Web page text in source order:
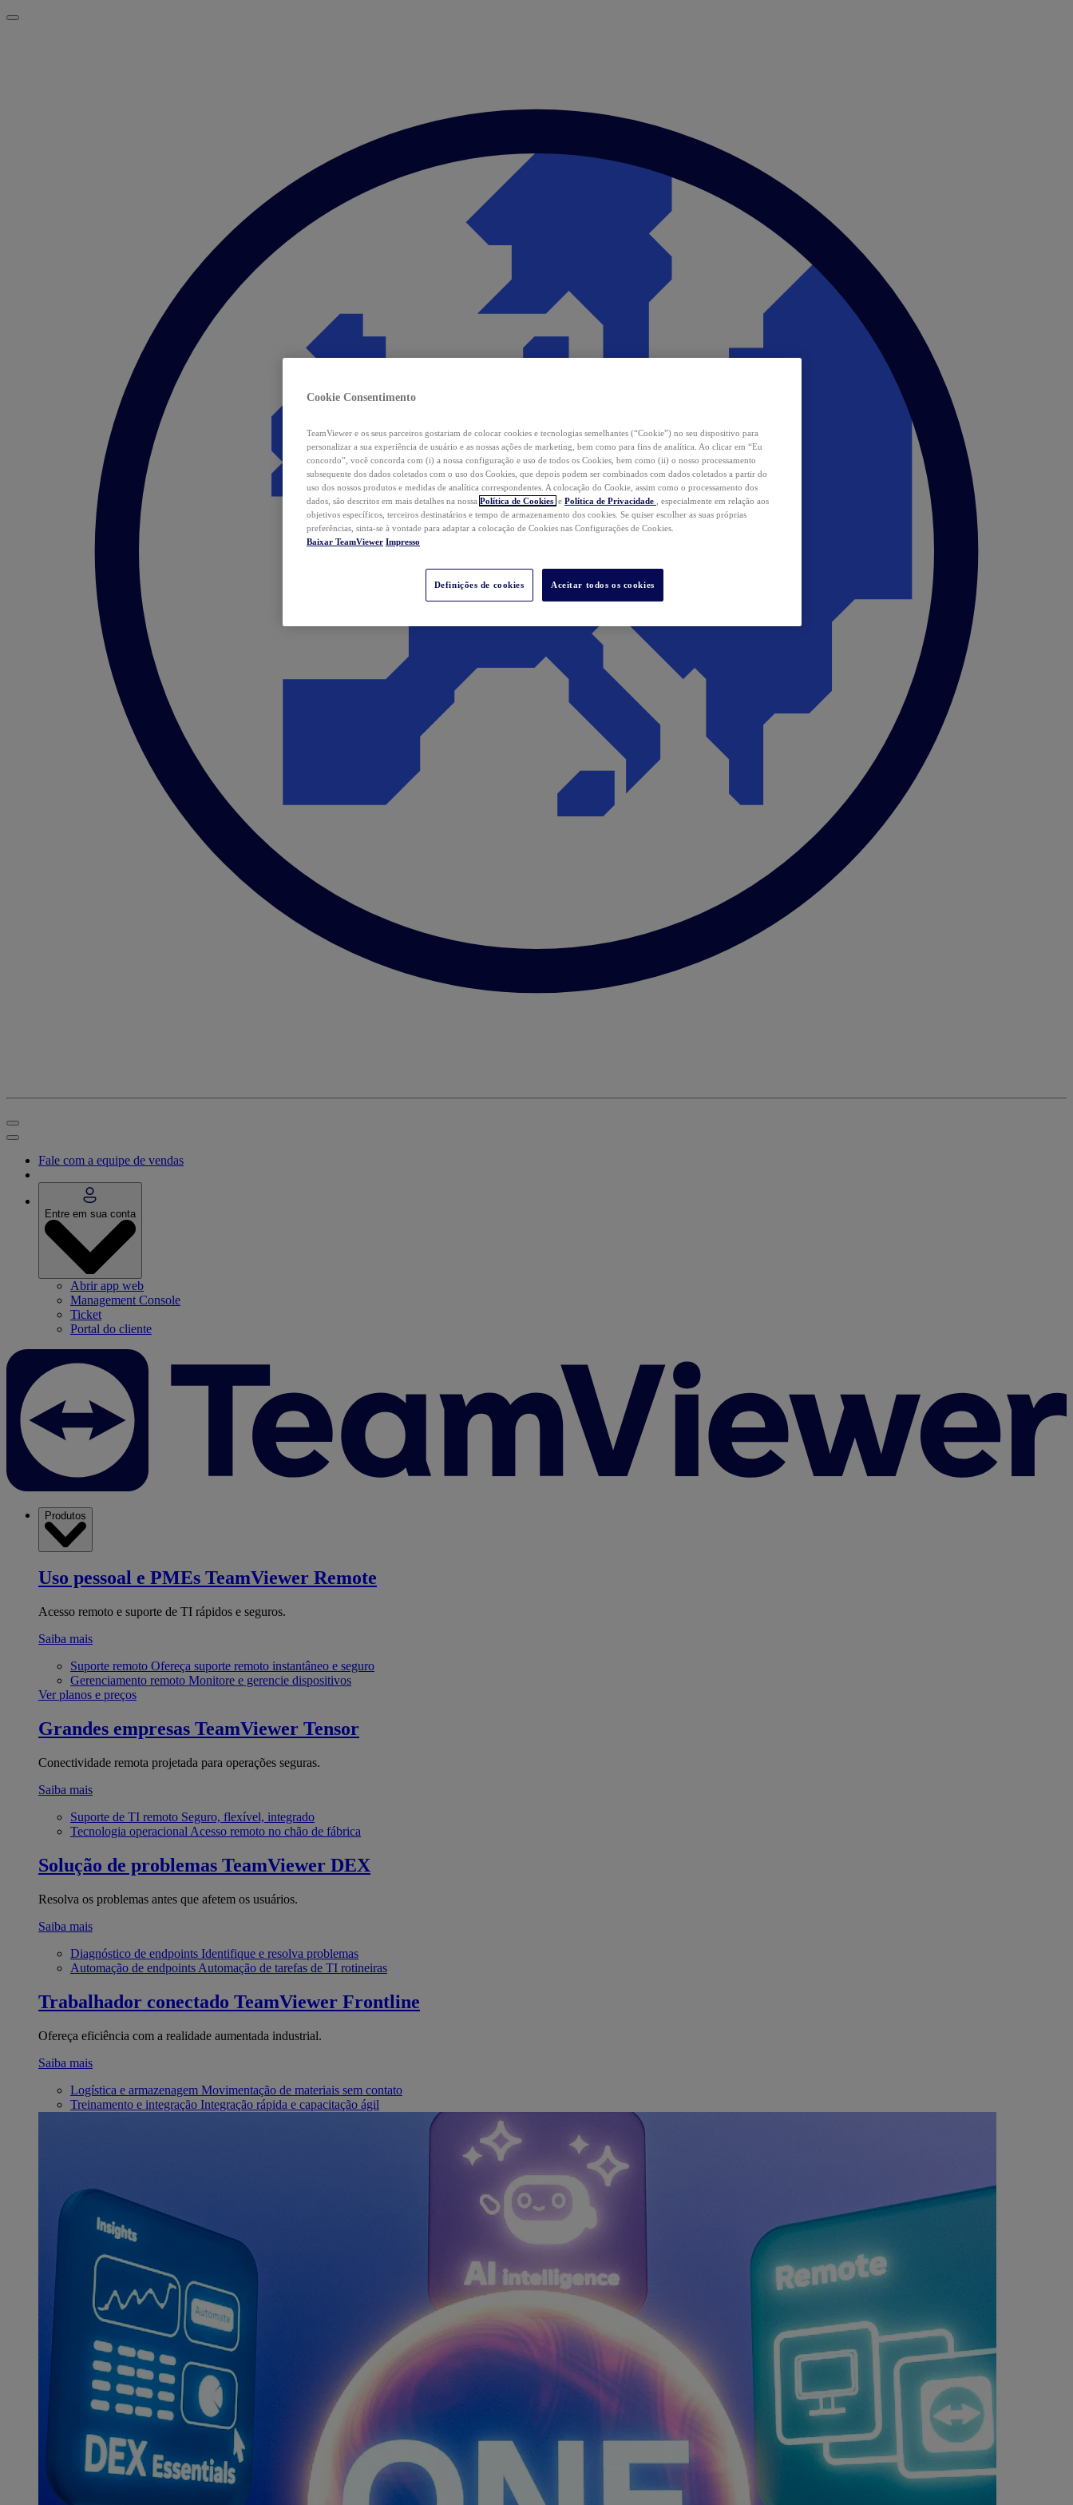
Fale com a equipe de vendas
Entre em sua conta
Abrir app web
Management Console
Ticket
Portal do cliente
Produtos
Uso pessoal e PMEs TeamViewer Remote
Acesso remoto e suporte de TI rápidos e seguros.
Saiba mais
Suporte remoto Ofereça suporte remoto instantâneo e seguro
Gerenciamento remoto Monitore e gerencie dispositivos
Ver planos e preços
Grandes empresas TeamViewer Tensor
Conectividade remota projetada para operações seguras.
Saiba mais
Suporte de TI remoto Seguro, flexível, integrado
Tecnologia operacional Acesso remoto no chão de fábrica
Solução de problemas TeamViewer DEX
Resolva os problemas antes que afetem os usuários.
Saiba mais
Diagnóstico de endpoints Identifique e resolva problemas
Automação de endpoints Automação de tarefas de TI rotineiras
Trabalhador conectado TeamViewer Frontline
Ofereça eficiência com a realidade aumentada industrial.
Saiba mais
Logística e armazenagem Movimentação de materiais sem contato
Treinamento e integração Integração rápida e capacitação ágil
Cookie Consentimento
TeamViewer e os seus parceiros gostariam de colocar cookies e tecnologias semelhantes (“Cookie”) no seu dispositivo para
personalizar a sua experiência de usuário e as nossas ações de marketing, bem como para fins de analítica. Ao clicar em “Eu
concordo”, você concorda com (i) a nossa configuração e uso de todos os Cookies, bem como (ii) o nosso processamento
subsequente dos dados coletados com o uso dos Cookies, que depois podem ser combinados com dados coletados a partir do
uso dos nossos produtos e medidas de analítica correspondentes. A colocação do Cookie, assim como o processamento dos
dados, são descritos em mais detalhes na nossa Política de Cookies e Política de Privacidade
, especialmente em relação aos
objetivos específicos, terceiros destinatários e tempo de armazenamento dos cookies. Se quiser escolher as suas próprias
preferências, sinta-se à vontade para adaptar a colocação de Cookies nas Configurações de Cookies.
Baixar TeamViewer Impresso
Definições de cookies Aceitar todos os cookies